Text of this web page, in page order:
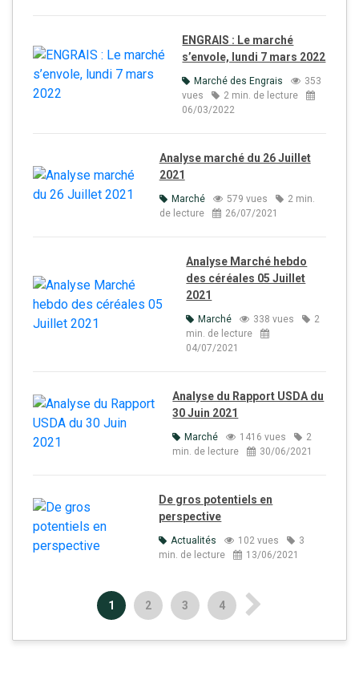
ENGRAIS : Le marché
s’envole, lundi 7 mars 2022
Marché des Engrais
353
vues
2 min. de lecture
06/03/2022
Analyse marché du 26 Juillet
2021
Marché 579 vues
2 min.
de lecture
26/07/2021
Analyse Marché hebdo
des céréales 05 Juillet
2021
Marché 338 vues
2
min. de lecture
04/07/2021
Analyse du Rapport USDA du
30 Juin 2021
Marché 1416 vues
2
min. de lecture
30/06/2021
De gros potentiels en
perspective
Actualités 102 vues
3
min. de lecture
13/06/2021
1 2 3 4